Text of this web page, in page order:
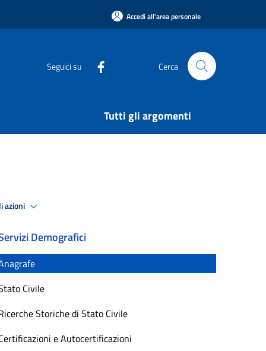
Accedi all'area personale
Seguici su Cerca
Tutti gli argomenti
azioni
Demografici
Civile
Storiche di Stato Civile
e Autocertificazioni